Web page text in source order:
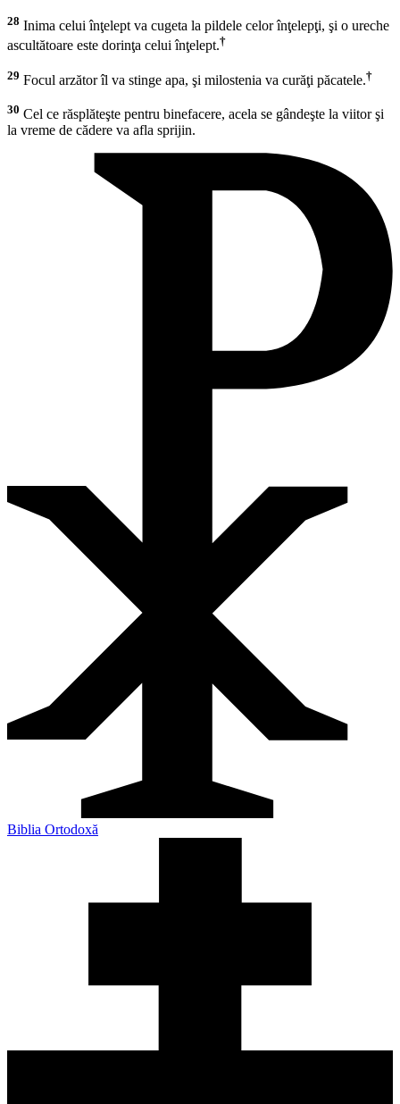
28 Inima celui înţelept va cugeta la pildele celor înţelepţi, şi o ureche
ascultătoare este dorinţa celui înţelept.†
29 Focul arzător îl va stinge apa, şi milostenia va curăţi păcatele.†
30 Cel ce răsplăteşte pentru binefacere, acela se gândeşte la viitor şi
la vreme de cădere va afla sprijin.
Biblia Ortodoxă